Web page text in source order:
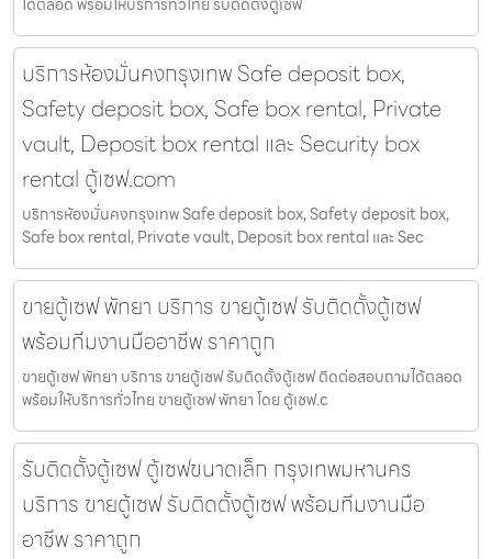
ได้ตลอด พร้อมให้บริการทั่วไทย รับติดตั้งตู้เซฟ
บริการห้องมั่นคงกรุงเทพ Safe deposit box,
Safety deposit box, Safe box rental, Private
vault, Deposit box rental และ Security box
rental ตู้เซฟ.com
บริการห้องมั่นคงกรุงเทพ Safe deposit box, Safety deposit box,
Safe box rental, Private vault, Deposit box rental และ Sec
ขายตู้เซฟ พัทยา บริการ ขายตู้เซฟ รับติดตั้งตู้เซฟ
พร้อมทีมงานมืออาชีพ ราคาถูก
ขายตู้เซฟ พัทยา บริการ ขายตู้เซฟ รับติดตั้งตู้เซฟ ติดต่อสอบถามได้ตลอด
พร้อมให้บริการทั่วไทย ขายตู้เซฟ พัทยา โดย ตู้เซฟ.c
รับติดตั้งตู้เซฟ ตู้เซฟขนาดเล็ก กรุงเทพมหานคร
บริการ ขายตู้เซฟ รับติดตั้งตู้เซฟ พร้อมทีมงานมือ
อาชีพ ราคาถูก